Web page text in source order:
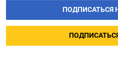
ПОДПИСАТЬСЯ
ПОДПИСАТЬСЯ